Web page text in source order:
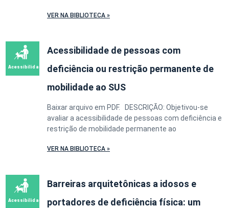
VER NA BIBLIOTECA »
Acessibilidade de pessoas com
deficiência ou restrição permanente de
mobilidade ao SUS
Baixar arquivo em PDF. DESCRIÇÃO: Objetivou-se
avaliar a acessibilidade de pessoas com deficiência e
restrição de mobilidade permanente ao
VER NA BIBLIOTECA »
Barreiras arquitetônicas a idosos e
portadores de deficiência física: um